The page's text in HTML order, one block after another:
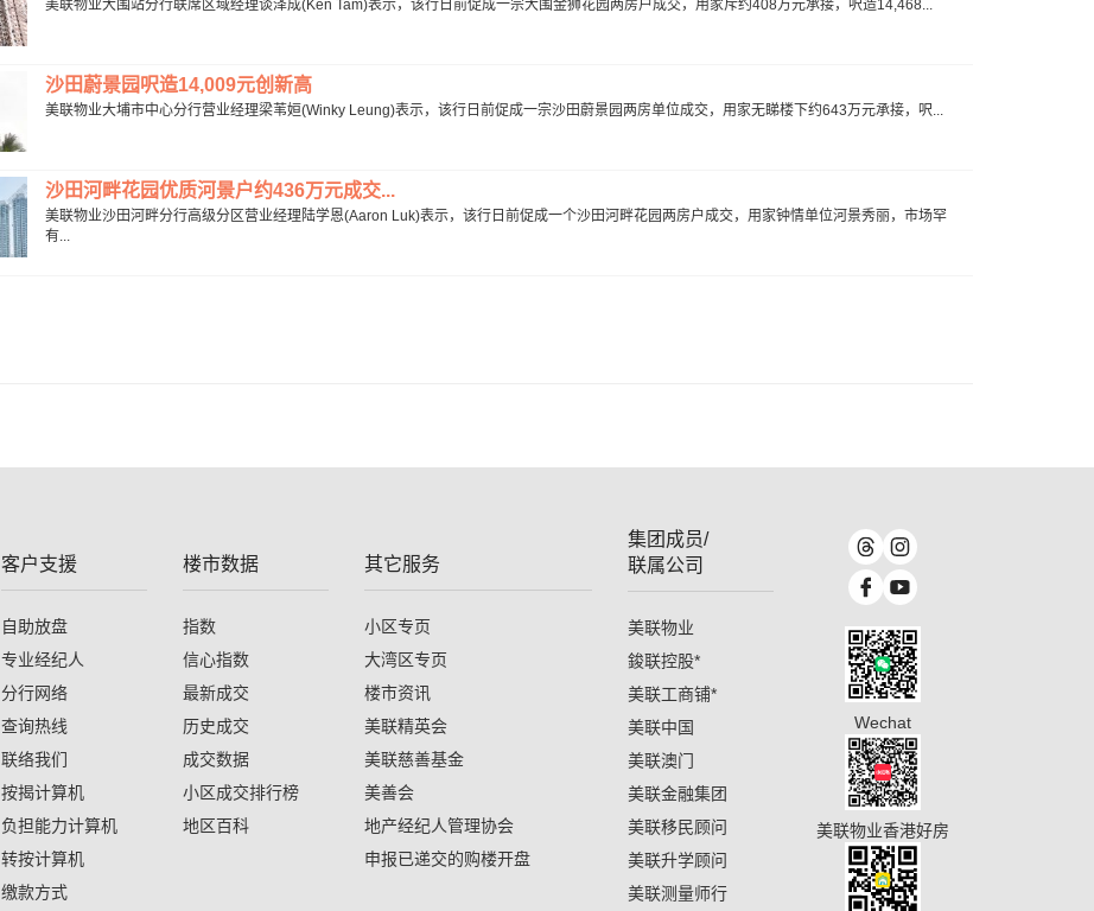
美联物业大围站分行联席区域经理谈泽成(Ken Tam)表示，该行日前促成一宗大围金狮花园两房户成交，用家斥约408万元承接，呎造14,468...
沙田蔚景园呎造14,009元创新高
美联物业大埔市中心分行营业经理梁苇姮(Winky Leung)表示，该行日前促成一宗沙田蔚景园两房单位成交，用家无睇楼下约643万元承接，呎...
沙田河畔花园优质河景户约436万元成交...
美联物业沙田河畔分行高级分区营业经理陆学恩(Aaron Luk)表示，该行日前促成一个沙田河畔花园两房户成交，用家钟情单位河景秀丽，市场罕
有...
客户支援
自助放盘
专业经纪人
分行网络
查询热线
联络我们
按揭计算机
负担能力计算机
转按计算机
缴款方式
楼市数据
指数
信心指数
最新成交
历史成交
成交数据
小区成交排行榜
地区百科
其它服务
小区专页
大湾区专页
楼市资讯
美联精英会
美联慈善基金
美善会
地产经纪人管理协会
申报已递交的购楼开盘
集团成员/
联属公司
美联物业
鋑联控股*
美联工商铺*
美联中国
美联澳门
美联金融集团
美联移民顾问
美联升学顾问
美联测量师行
Wechat
美联物业香港好房